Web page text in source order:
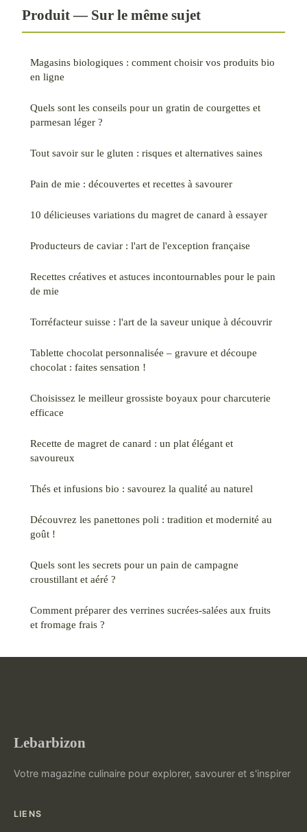
Produit — Sur le même sujet
Magasins biologiques : comment choisir vos produits bio
en ligne
Quels sont les conseils pour un gratin de courgettes et
parmesan léger ?
Tout savoir sur le gluten : risques et alternatives saines
Pain de mie : découvertes et recettes à savourer
10 délicieuses variations du magret de canard à essayer
Producteurs de caviar : l'art de l'exception française
Recettes créatives et astuces incontournables pour le pain
de mie
Torréfacteur suisse : l'art de la saveur unique à découvrir
Tablette chocolat personnalisée – gravure et découpe
chocolat : faites sensation !
Choisissez le meilleur grossiste boyaux pour charcuterie
efficace
Recette de magret de canard : un plat élégant et
savoureux
Thés et infusions bio : savourez la qualité au naturel
Découvrez les panettones poli : tradition et modernité au
goût !
Quels sont les secrets pour un pain de campagne
croustillant et aéré ?
Comment préparer des verrines sucrées-salées aux fruits
et fromage frais ?
Lebarbizon
Votre magazine culinaire pour explorer, savourer et s'inspirer
LIENS